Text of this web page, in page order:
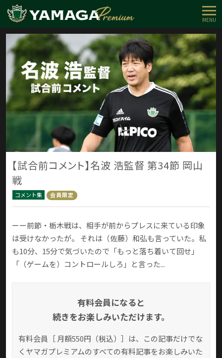
MENU
【試合前コメント】名波 浩監督 第34節 岡山
戦
コメント集 会員限定
ーー前節・栃木戦は、相手が前からプレスに来ている印象
は受けなかったが。 それは（佐藤）和弘も言っていた。私
も10分、15分で気づいたので「もっと落ち着いて回せ」
「（ゲームを）コントロールしろ」と言った...
有料会員になると
続きをお楽しみいただけます。
有料会員［ 月額550円（税込）］は、この記事だけでな
く ヤマガプレミアムのすべての有料記事をお楽しみいた